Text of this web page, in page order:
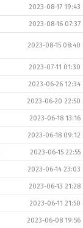
2023-08-17 19:43
2023-08-16 07:37
2023-08-15 08:40
2023-07-11 01:30
2023-06-26 12:34
2023-06-20 22:50
2023-06-18 13:16
2023-06-18 09:12
2023-06-15 22:55
2023-06-14 23:03
2023-06-13 21:28
2023-06-11 21:50
2023-06-08 19:56